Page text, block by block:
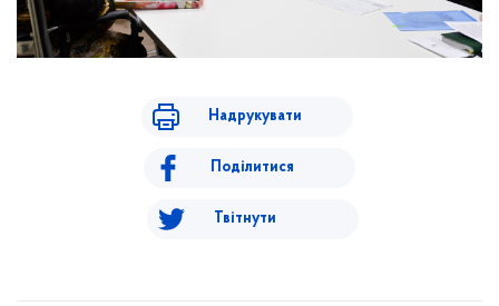
Надрукувати
Поділитися
Твітнути